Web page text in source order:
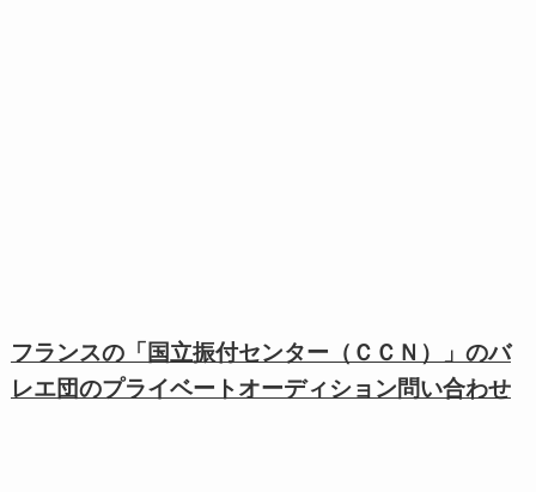
フランスの「国立振付センター（ＣＣＮ）」のバ
レエ団のプライベートオーディション問い合わせ